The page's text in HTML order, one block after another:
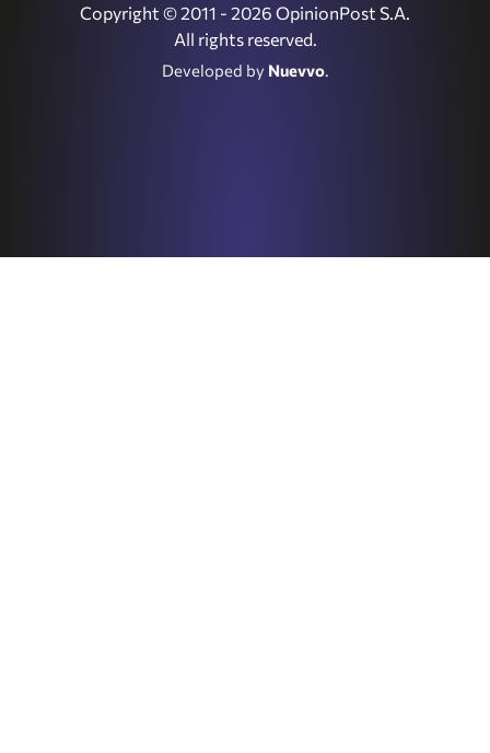
Copyright © 2011 - 2026 OpinionPost S.A.
All rights reserved.
Developed by Nuevvo.